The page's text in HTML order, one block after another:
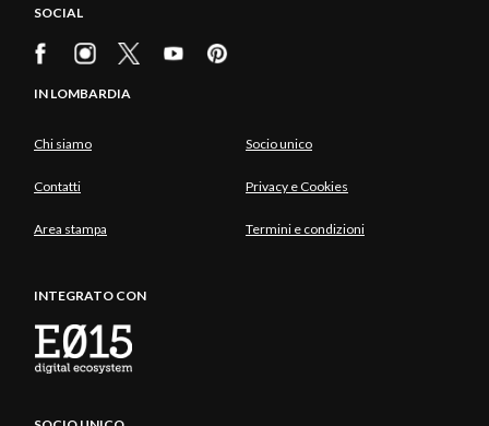
SOCIAL
IN LOMBARDIA
Chi siamo Socio unico
Contatti Privacy e Cookies
Area stampa Termini e condizioni
INTEGRATO CON